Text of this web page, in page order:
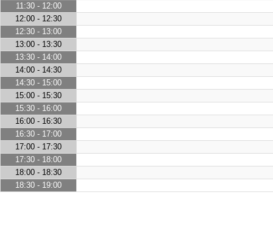
11:30 - 12:00
12:00 - 12:30
12:30 - 13:00
13:00 - 13:30
13:30 - 14:00
14:00 - 14:30
14:30 - 15:00
15:00 - 15:30
15:30 - 16:00
16:00 - 16:30
16:30 - 17:00
17:00 - 17:30
17:30 - 18:00
18:00 - 18:30
18:30 - 19:00